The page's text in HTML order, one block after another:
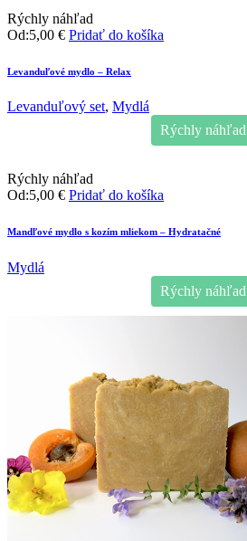
Rýchly náhľad
Od:5,00 € Pridať do košíka
Levanduľové mydlo – Relax
Levanduľový set, Mydlá
Rýchly náhľad
Rýchly náhľad
Od:5,00 € Pridať do košíka
Mandľové mydlo s kozím mliekom – Hydratačné
Mydlá
Rýchly náhľad